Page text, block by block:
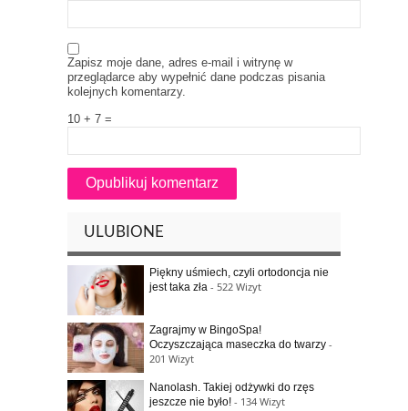
Zapisz moje dane, adres e-mail i witrynę w
przeglądarce aby wypełnić dane podczas pisania
kolejnych komentarzy.
10 + 7 =
ULUBIONE
Piękny uśmiech, czyli ortodoncja nie
jest taka zła - 522 Wizyt
Zagrajmy w BingoSpa!
Oczyszczająca maseczka do twarzy -
201 Wizyt
Nanolash. Takiej odżywki do rzęs
jeszcze nie było! - 134 Wizyt